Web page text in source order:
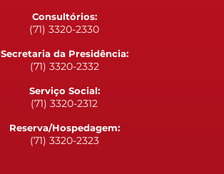
Consultórios:
(71) 3320-2330
Secretaria da Presidência:
(71) 3320-2332
Serviço Social:
(71) 3320-2312
Reserva/Hospedagem:
(71) 3320-2323